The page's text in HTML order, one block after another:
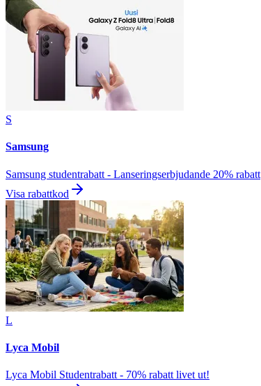
S
Samsung
Samsung studentrabatt - Lanseringserbjudande 20% rabatt
Visa rabattkod
L
Lyca Mobil
Lyca Mobil Studentrabatt - 70% rabatt livet ut!